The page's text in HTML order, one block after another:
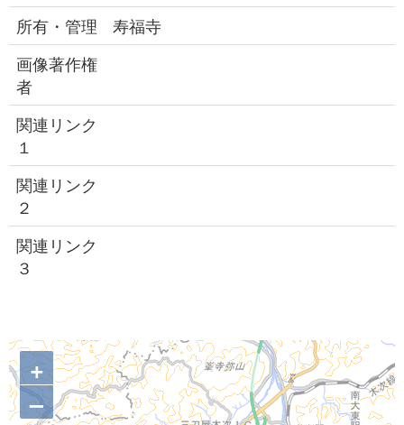
所有・管理
寿福寺
画像著作権
者
関連リンク
１
関連リンク
２
関連リンク
３
+
–